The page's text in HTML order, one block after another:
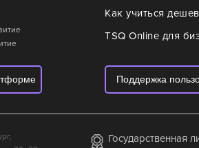
TSQ Online для
Как учиться
Поддержка
Государственная